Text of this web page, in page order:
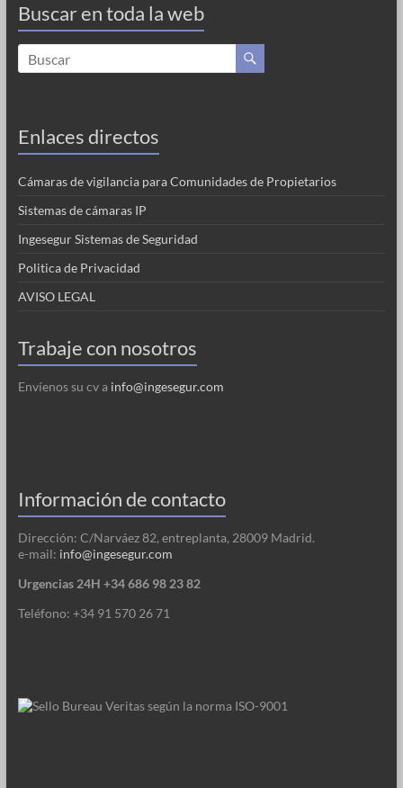
Buscar en toda la web
Enlaces directos
Cámaras de vigilancia para Comunidades de Propietarios
Sistemas de cámaras IP
Ingesegur Sistemas de Seguridad
Politica de Privacidad
AVISO LEGAL
Trabaje con nosotros
Envíenos su cv a info@ingesegur.com
Información de contacto
Dirección: C/Narváez 82, entreplanta, 28009 Madrid.
e-mail: info@ingesegur.com
Urgencias 24H +34 686 98 23 82
Teléfono: +34 91 570 26 71